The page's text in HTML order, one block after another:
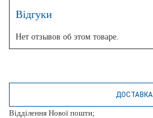
Відгуки
Нет отзывов об этом товаре.
ДОСТАВКА
Відділення Нової пошти;